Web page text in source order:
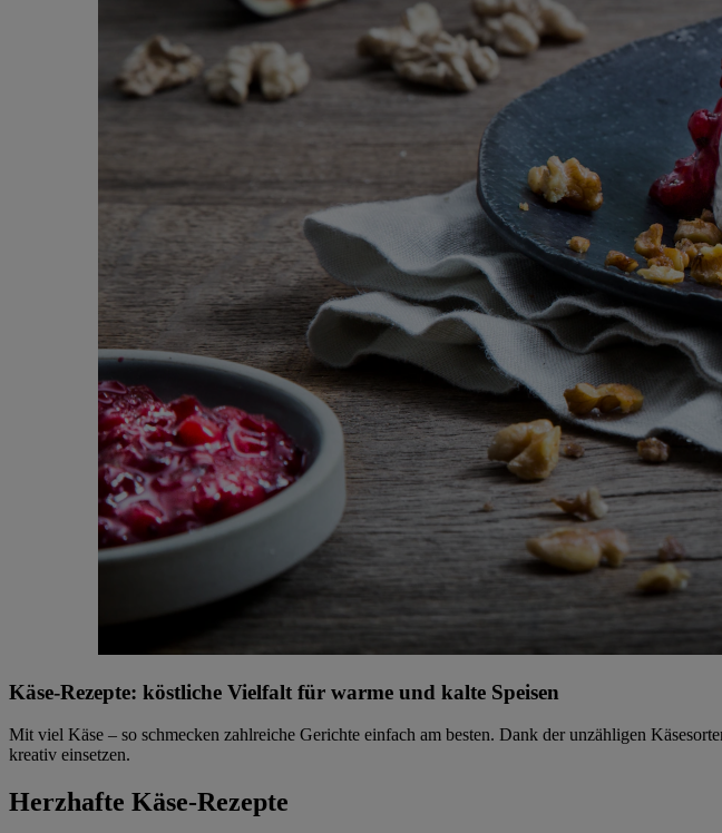
Käse-Rezepte: köstliche Vielfalt für warme und kalte Speisen
Mit viel Käse – so schmecken zahlreiche Gerichte einfach am besten. Dank der unzähligen
kreativ einsetzen.
Herzhafte Käse-Rezepte